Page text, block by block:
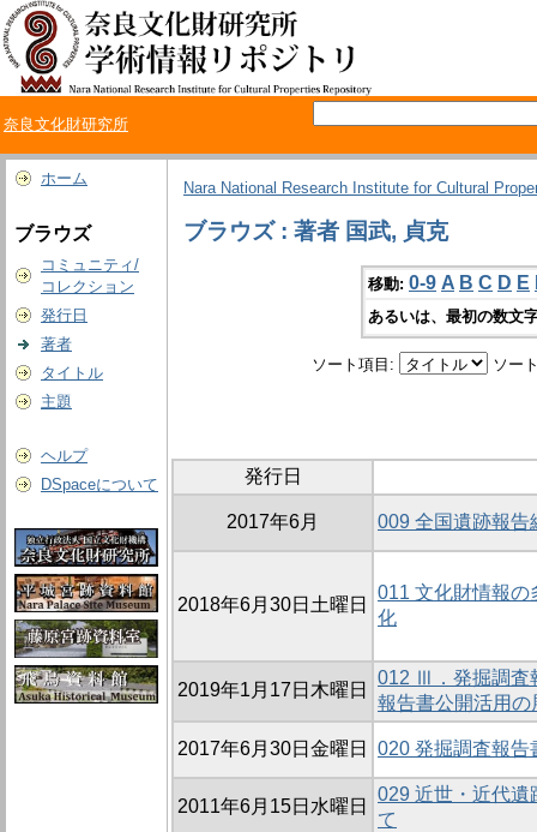
奈良文化財研究所
ホーム
ブラウズ
コミュニティ/
コレクション
発行日
著者
タイトル
主題
ヘルプ
DSpaceについて
Nara National Research Institute for Cultural
ブラウズ : 著者 国武, 貞克
移動: 0-9 A B C D E
あるいは、最初の数文
ソート項目: ソー
発行日
2017年6月 009 全国遺跡報告
2018年6月30日土曜日
011 文化財情報の
化
2019年1月17日木曜日
012 Ⅲ．発掘調査
報告書公開活用の
2017年6月30日金曜日 020 発掘調査報告
2011年6月15日水曜日
029 近世・近代遺
て